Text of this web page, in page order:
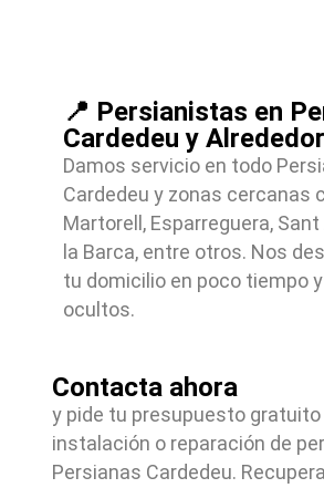
📍 Persianistas en
Cardedeu y
Damos servicio en todo
Cardedeu y zonas cercanas
Martorell, Esparreguera,
la Barca, entre otros. Nos
tu domicilio en poco tiempo
ocultos.
Contacta ahora
y pide tu presupuesto gratuito
instalación o reparación de
Persianas Cardedeu.